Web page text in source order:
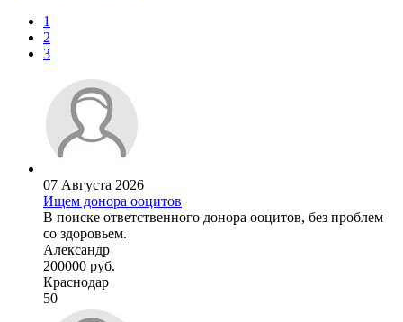
1
2
3
07 Августа 2026
Ищем донора ооцитов
В поиске ответственного донора ооцитов, без проблем
со здоровьем.
Александр
200000 руб.
Краснодар
50